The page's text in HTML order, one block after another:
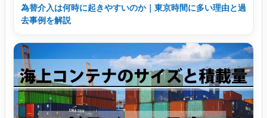
為替介入は何時に起きやすいのか｜東京時間に多い理由と過
去事例を解説